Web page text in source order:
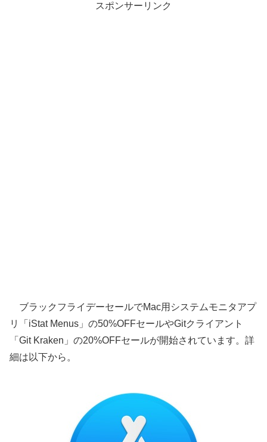
スポンサーリンク
ブラックフライデーセールでMac用システムモニタアプ
リ「iStat Menus」の50%OFFセールやGitクライアント
「Git Kraken」の20%OFFセールが開始されています。詳
細は以下から。